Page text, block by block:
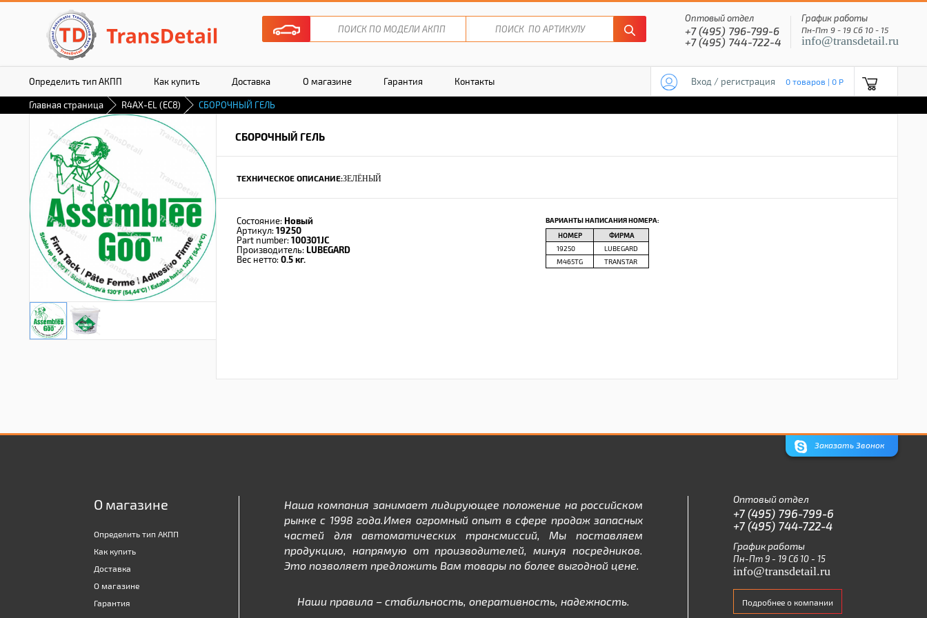
Оптовый отдел
+7 (495) 796-799-6
+7 (495) 744-722-4
График работы
Пн-Пт 9 - 19 Сб 10 - 15
info@transdetail.ru
Определить тип АКПП Как купить Доставка О магазине Гарантия Контакты Вход / регистрация 0 товаров | 0 P
Главная страница R4AX-EL (EC8) СБОРОЧНЫЙ ГЕЛЬ
СБОРОЧНЫЙ ГЕЛЬ
ТЕХНИЧЕСКОЕ ОПИСАНИЕ:ЗЕЛЁНЫЙ
Состояние: Новый
Артикул: 19250
Part number: 100301JC
Производитель: LUBEGARD
Вес нетто: 0.5 кг.
ВАРИАНТЫ НАПИСАНИЯ НОМЕРА:
НОМЕР
ФИРМА
19250
LUBEGARD
M465TG
TRANSTAR
Заказать Звонок
О магазине
Определить тип АКПП
Как купить
Доставка
О магазине
Гарантия
Наша компания занимает лидирующее положение на российском
рынке с 1998 года.Имея огромный опыт в сфере продаж запасных
частей для автоматических трансмиссий, Мы поставляем
продукцию, напрямую от производителей, минуя посредников.
Это позволяет предложить Вам товары по более выгодной цене.
Наши правила – стабильность, оперативность, надежность.
Оптовый отдел
+7 (495) 796-799-6
+7 (495) 744-722-4
График работы
Пн-Пт 9 - 19 Сб 10 - 15
info@transdetail.ru
Подробнее о компании